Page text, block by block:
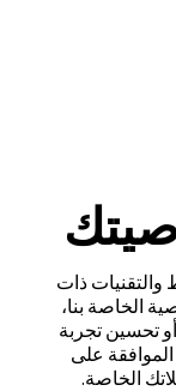
والتقنيات ذات
الخاصة بنا،
تحسين تجربة
على
الخاصة.